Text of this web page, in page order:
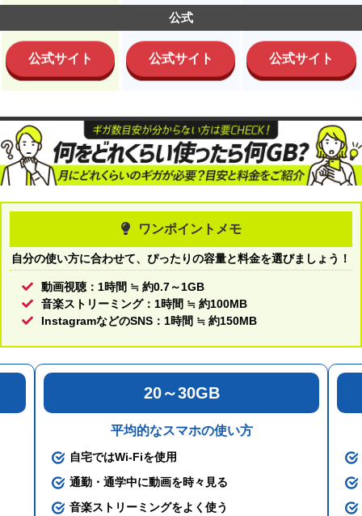
公式
公式サイト 公式サイト 公式サイト
ワンポイントメモ
自分の使い方に合わせて、ぴったりの容量と料金を選びましょう！
動画視聴：1時間 ≒ 約0.7～1GB
音楽ストリーミング：1時間 ≒ 約100MB
InstagramなどのSNS：1時間 ≒ 約150MB
20～30GB
平均的なスマホの使い方
自宅ではWi-Fiを使用
通勤・通学中に動画を時々見る
音楽ストリーミングをよく使う